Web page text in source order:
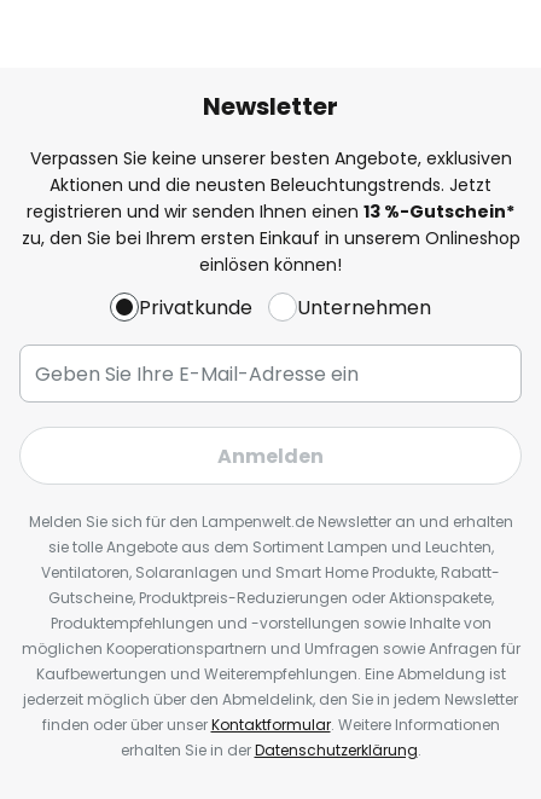
Newsletter
Verpassen Sie keine unserer besten Angebote, exklusiven
Aktionen und die neusten Beleuchtungstrends. Jetzt
registrieren und wir senden Ihnen einen 13 %-Gutschein*
zu, den Sie bei Ihrem ersten Einkauf in unserem Onlineshop
einlösen können!
Privatkunde Unternehmen
Anmelden
Melden Sie sich für den Lampenwelt.de Newsletter an und erhalten
sie tolle Angebote aus dem Sortiment Lampen und Leuchten,
Ventilatoren, Solaranlagen und Smart Home Produkte, Rabatt-
Gutscheine, Produktpreis-Reduzierungen oder Aktionspakete,
Produktempfehlungen und -vorstellungen sowie Inhalte von
möglichen Kooperationspartnern und Umfragen sowie Anfragen für
Kaufbewertungen und Weiterempfehlungen. Eine Abmeldung ist
jederzeit möglich über den Abmeldelink, den Sie in jedem Newsletter
finden oder über unserKontaktformular. Weitere Informationen
erhalten Sie in derDatenschutzerklärung.